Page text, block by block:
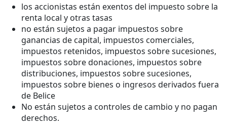
los accionistas están exentos del impuesto sobre la
renta local y otras tasas
no están sujetos a pagar impuestos sobre
ganancias de capital, impuestos comerciales,
impuestos retenidos, impuestos sobre sucesiones,
impuestos sobre donaciones, impuestos sobre
distribuciones, impuestos sobre sucesiones,
impuestos sobre bienes o ingresos derivados fuera
de Belice
No están sujetos a controles de cambio y no pagan
derechos.